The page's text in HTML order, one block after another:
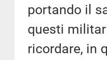
portando il
questi
ricordare, in